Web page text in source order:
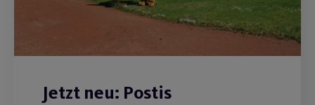
Jetzt neu: Postis